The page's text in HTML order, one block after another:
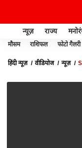
न्यूज़ राज्य
मौसम राशिफल फोटो गैलरी
हिंदी न्यूज़ वीडियोज न्यूज़